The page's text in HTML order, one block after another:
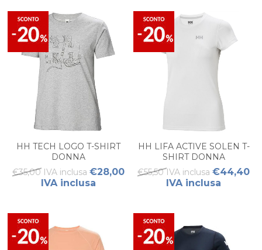
HH TECH LOGO T-SHIRT
DONNA
€35,00 IVA inclusa €28,00
IVA inclusa
HH LIFA ACTIVE SOLEN T-
SHIRT DONNA
€55,50 IVA inclusa €44,40
IVA inclusa